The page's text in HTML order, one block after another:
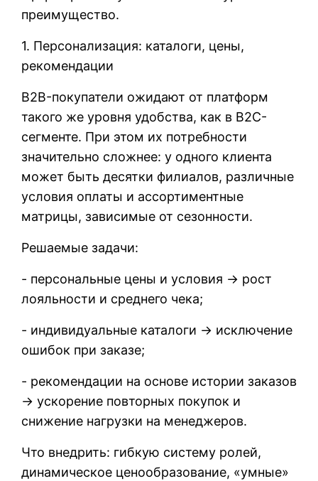
преимущество.
1. Персонализация: каталоги, цены,
рекомендации
B2B-покупатели ожидают от платформ
такого же уровня удобства, как в B2C-
сегменте. При этом их потребности
значительно сложнее: у одного клиента
может быть десятки филиалов, различные
условия оплаты и ассортиментные
матрицы, зависимые от сезонности.
Решаемые задачи:
- персональные цены и условия → рост
лояльности и среднего чека;
- индивидуальные каталоги → исключение
ошибок при заказе;
- рекомендации на основе истории заказов
→ ускорение повторных покупок и
снижение нагрузки на менеджеров.
Что внедрить: гибкую систему ролей,
динамическое ценообразование, «умные»